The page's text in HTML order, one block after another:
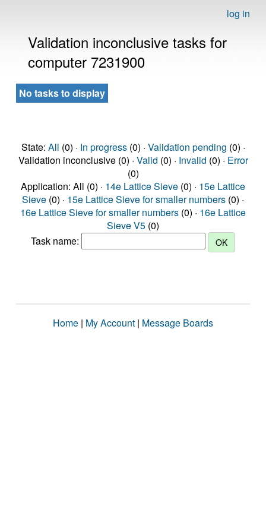
log in
Validation inconclusive tasks for
computer 7231900
No tasks to display
State: All (0) · In progress(0) · Validation pending (0) ·
Validation inconclusive (0) · Valid (0) · Invalid (0) · Error
(0)
Application: All (0) · 14e Lattice Sieve (0) · 15e Lattice
Sieve (0) · 15e Lattice Sieve for smaller numbers (0) ·
16e Lattice Sieve for smaller numbers (0) · 16e Lattice
Sieve V5 (0)
Task name:
Home | My Account | Message Boards